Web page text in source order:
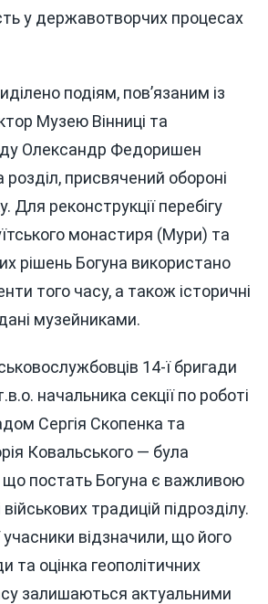
у державотворчих процесах
подіям, пов’язаним із
Музею Вінниці та
Олександр Федоришен
розділ, присвячений обороні
Для реконструкції перебігу
монастиря (Мури) та
рішень Богуна використано
того часу, а також історичні
музейниками.
14-ї бригади
начальника секції по роботі
Сергія Скопенка та
Ковальського — була
що постать Богуна є важливою
традицій підрозділу.
учасники відзначили, що його
та оцінка геополітичних
залишаються актуальними